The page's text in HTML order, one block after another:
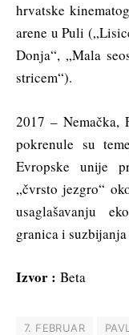
hrvatske
arene u Puli
Donja“, „Mala
stricem“).
2017 – Nemačka,
pokrenule su
Evropske unije
„čvrsto jezgro“
usaglašavanju
granica i
Izvor : Beta
7. FEBRUAR